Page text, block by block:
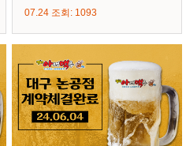
07.24 조회: 1093